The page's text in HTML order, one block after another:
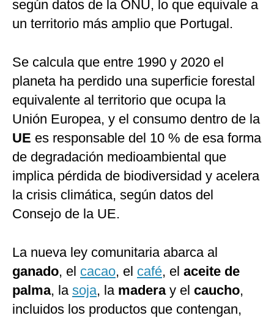
según datos de la ONU, lo que equivale a
un territorio más amplio que Portugal.
Se calcula que entre 1990 y 2020 el
planeta ha perdido una superficie forestal
equivalente al territorio que ocupa la
Unión Europea, y el consumo dentro de la
UE es responsable del 10 % de esa forma
de degradación medioambiental que
implica pérdida de biodiversidad y acelera
la crisis climática, según datos del
Consejo de la UE.
La nueva ley comunitaria abarca al
ganado, el cacao, el café, el aceite de
palma, la soja, la madera y el caucho,
incluidos los productos que contengan,